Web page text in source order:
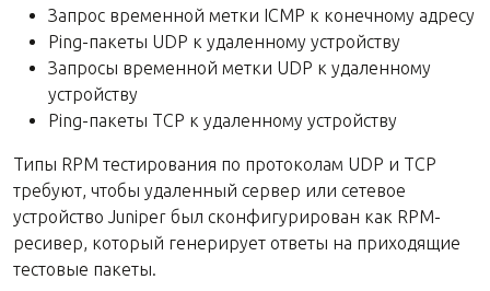
Запрос временной метки ICMP к конечному адресу
Ping-пакеты UDP к удаленному устройству
Запросы временной метки UDP к удаленному
устройству
Ping-пакеты TCP к удаленному устройству
Типы RPM тестирования по протоколам UDP и TCP
требуют, чтобы удаленный сервер или сетевое
устройство Juniper был сконфигурирован как RPM-
ресивер, который генерирует ответы на приходящие
тестовые пакеты.